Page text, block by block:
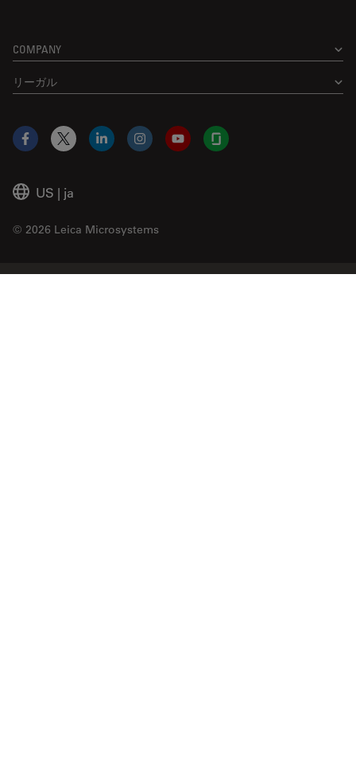
COMPANY
リーガル
US | ja
© 2026 Leica Microsystems
Facebook
X LinkedInInstagramYouTubeGlassdoor